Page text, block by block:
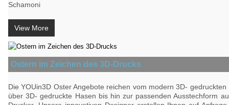
Schamoni
View More
Ostern im Zeichen des 3D-Drucks
Die YOUin3D Oster Angebote reichen vom modern 3D- gedruckten
über 3D- gedruckte Hasen bis hin zur passenden Ausstechform